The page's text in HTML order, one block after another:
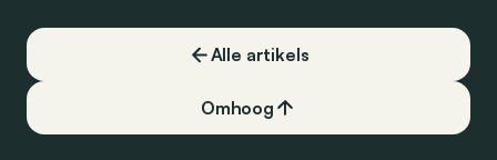
Alle artikels
Omhoog